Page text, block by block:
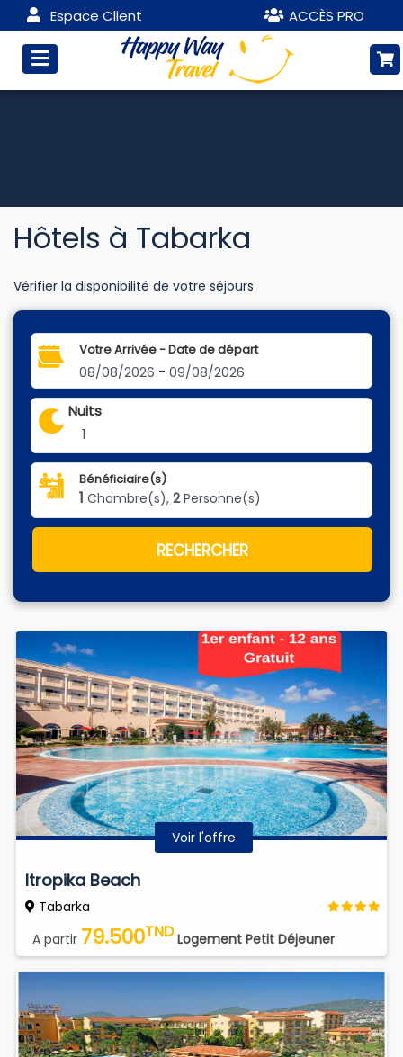
Espace Client ACCÈS PRO
Hôtels à Tabarka
Vérifier la disponibilité de votre séjours
Votre Arrivée - Date de départ
08/08/2026 - 09/08/2026
Nuits
1
Bénéficiaire(s)
1 Chambre(s), 2Personne(s)
RECHERCHER
Voir l'offre
Itropika Beach
Tabarka
A partir 79.500TND Logement Petit Déjeuner